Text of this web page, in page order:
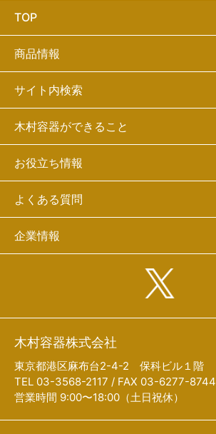
TOP
商品情報
サイト内検索
木村容器ができること
お役立ち情報
よくある質問
企業情報
木村容器株式会社
東京都港区麻布台2-4-2 保科ビル１階
TEL 03-3568-2117 / FAX 03-6277-8744
営業時間 9:00〜18:00（土日祝休）